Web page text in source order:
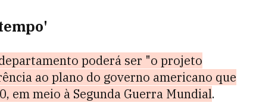
poderá ser "o projeto
ao plano do governo americano que
em meio à Segunda Guerra Mundial.